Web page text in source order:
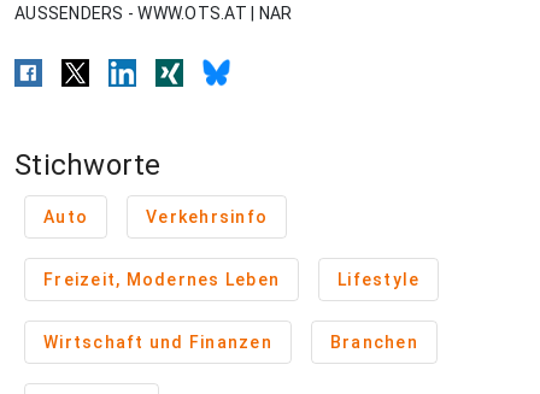
AUSSENDERS - WWW.OTS.AT | NAR
Stichworte
Auto Verkehrsinfo
Freizeit, Modernes Leben Lifestyle
Wirtschaft und Finanzen Branchen